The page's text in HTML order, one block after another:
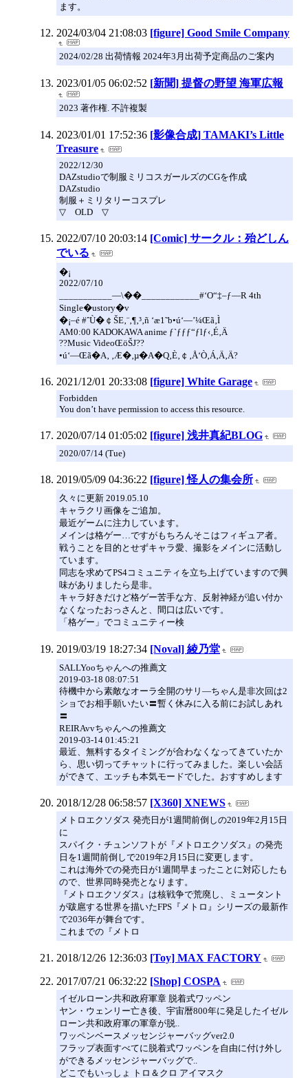
ます。
2024/03/04 21:08:03 [figure] Good Smile Company
2024/02/28 出荷情報 2024年3月出荷予定商品のご案内
2023/01/05 06:02:52 [新聞] 提督の野望 海軍広報
2023 著作権. 不許複製
2023/01/01 17:52:36 [影像合成] TAMAKI’s Little
Treasure
2022/12/30
DAZstudioで制服ミリコスガールズのCGを作成
DAZstudio
制服＋ミリタリーコスプレ
▽ OLD ▽
2022/07/10 20:03:14 [Comic] サークル：殆どしん
でいる
�¡
2022/07/10
___________—\��____________#‘O“‡–ƒ—R 4th
Single�ustory�v
�¡–é #ˆÙ�￠ŠE‚¨‚¶‚³‚ñ ‘æ1˜b•ú‘—’¼Œã‚Ì
AM0:00 KADOKAWA anime ƒ`ƒƒƒ“ƒlƒ‹‚É‚Ä
??Music VideoŒöŠJ??
•ú‘—Œã�A‚ ‚Æ�­‚µ�A�Q‚È‚￠‚Å‘Ò‚Á‚Ä‚Ä?
2021/12/01 20:33:08 [figure] White Garage
Forbidden
You don’t have permission to access this resource.
2020/07/14 01:05:02 [figure] 浅井真紀BLOG
2020/07/14 (Tue)
2019/05/09 04:36:22 [figure] 怪人の集会所
久々に更新 2019.05.10
キャラクリ画像をご追加。
最近ゲームに注力しています。
メインは格ゲー…ですがもちろんそこはフィギュア者。
戦うことを目的とせずキャラ愛、撮影をメインに活動し
ています。
同志を求めてPS4コミュニティを立ち上げていますので興
味がありましたら是非。
キャラ好きだけど格ゲー苦手な方、反射神経が追い付か
なくなったおっさんと、間口は広いです。
「格ゲー」でコミュニティー検
2019/03/19 18:27:34 [Noval] 綾乃堂
SALLYooちゃんへの推薦文
2019-03-18 08:07:51
待機中から素敵なオーラ全開のサリ―ちゃん是非次回は2
ショでお相手願いたい〓暫く休みに入る前にお試しあれ
〓
REIRAvvちゃんへの推薦文
2019-03-14 01:45:21
最近、無料するタイミングが合わなくなってきていたか
ら、思い切ってチャットに行ってみました。楽しい会話
ができて、エッチも本気モードでした。おすすめします
2018/12/28 06:58:57 [X360] XNEWS
メトロエクソダス 発売日が1週間前倒しの2019年2月15日
に
スパイク・チュンソフトが『メトロエクソダス』の発売
日を1週間前倒しで2019年2月15日に変更します。
これは海外での発売日が1週間早まったことに対応したも
ので、世界同時発売となります。
『メトロエクソダス』は核戦争で荒廃し、ミュータント
が跋扈する世界を描いたFPS『メトロ』シリーズの最新作
で2036年が舞台です。
これまでの『メトロ
2018/12/26 12:36:03 [Toy] MAX FACTORY
2017/07/21 06:32:22 [Shop] COSPA
イゼルローン共和政府軍章 脱着式ワッペン
ヤン・ウェンリー亡き後、宇宙暦800年に発足したイゼル
ローン共和政府軍の軍章が脱..
ワッペンベースメッセンジャーバッグver2.0
フラップ表面すべてに脱着式ワッペンを自由に付け外し
ができるメッセンジャーバッグで..
どこでもいっしょ トロ＆クロ アイマスク